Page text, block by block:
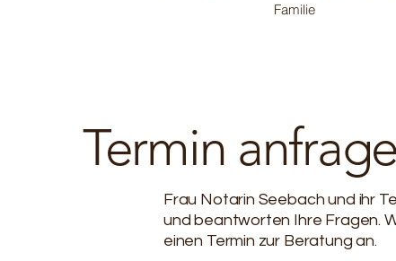
Familie
Termin
Frau Notarin Seebach und ihr
und beantworten Ihre Fragen.
einen Termin zur Beratung an.